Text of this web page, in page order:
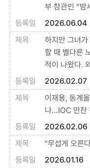
부 참관인 “밤
2026.06.04
하지만 그녀가
할 때 별다른
적이 나왔다.
2026.02.07
이재용, 동계
나…IOC 만찬
2026.02.06
"무섭게 오른
2026.01.16